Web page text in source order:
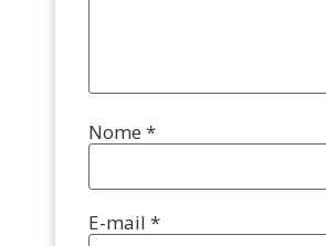
Nome *
E-mail *